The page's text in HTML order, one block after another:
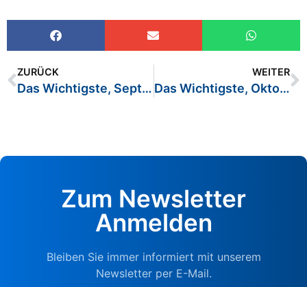
ZURÜCK
Das Wichtigste, September 2022
WEITER
Das Wichtigste, Oktober 2022
Zum Newsletter
Anmelden
Bleiben Sie immer informiert mit unserem
Newsletter per E-Mail.